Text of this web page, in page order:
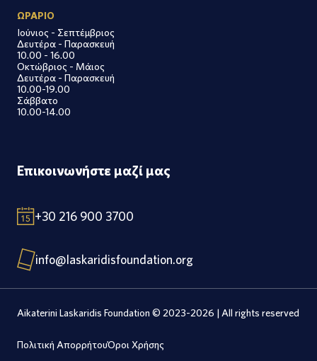
ΩΡΑΡΙΟ
Ιούνιος - Σεπτέμβριος
Δευτέρα - Παρασκευή
10.00 - 16.00
Οκτώβριος - Μάιος
Δευτέρα - Παρασκευή
10.00-19.00
Σάββατο
10.00-14.00
Επικοινωνήστε μαζί μας
+30 216 900 3700
info@laskaridisfoundation.org
Aikaterini Laskaridis Foundation © 2023-2026 | All rights reserved
Πολιτική ΑπορρήτουΌροι Χρήσης